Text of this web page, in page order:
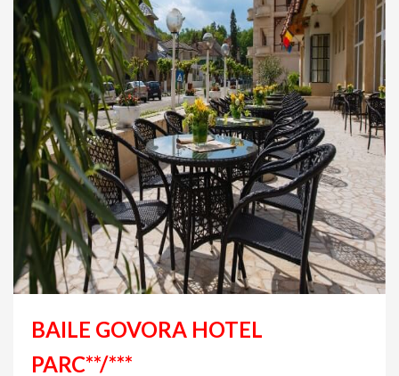
BAILE GOVORA HOTEL
PARC**/***